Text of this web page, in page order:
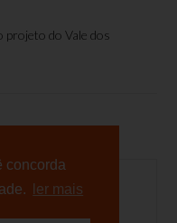
concorda
ler mais
projeto do Vale dos